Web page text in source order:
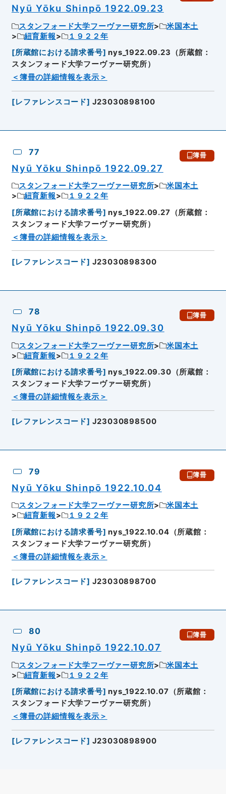
Nyū Yōku Shinpō 1922.09.23
スタンフォード大学フーヴァー研究所
米国本土
紐育新報
１９２２年
[所蔵館における請求番号] nys_1922.09.23（所蔵館：
スタンフォード大学フーヴァー研究所）
＜簿冊の詳細情報を表示＞
[レファレンスコード] J23030898100
77 簿冊
Nyū Yōku Shinpō 1922.09.27
スタンフォード大学フーヴァー研究所
米国本土
紐育新報
１９２２年
[所蔵館における請求番号] nys_1922.09.27（所蔵館：
スタンフォード大学フーヴァー研究所）
＜簿冊の詳細情報を表示＞
[レファレンスコード] J23030898300
78 簿冊
Nyū Yōku Shinpō 1922.09.30
スタンフォード大学フーヴァー研究所
米国本土
紐育新報
１９２２年
[所蔵館における請求番号] nys_1922.09.30（所蔵館：
スタンフォード大学フーヴァー研究所）
＜簿冊の詳細情報を表示＞
[レファレンスコード] J23030898500
79 簿冊
Nyū Yōku Shinpō 1922.10.04
スタンフォード大学フーヴァー研究所
米国本土
紐育新報
１９２２年
[所蔵館における請求番号] nys_1922.10.04（所蔵館：
スタンフォード大学フーヴァー研究所）
＜簿冊の詳細情報を表示＞
[レファレンスコード] J23030898700
80 簿冊
Nyū Yōku Shinpō 1922.10.07
スタンフォード大学フーヴァー研究所
米国本土
紐育新報
１９２２年
[所蔵館における請求番号] nys_1922.10.07（所蔵館：
スタンフォード大学フーヴァー研究所）
＜簿冊の詳細情報を表示＞
[レファレンスコード] J23030898900